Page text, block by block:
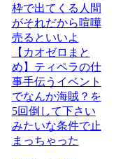
枠で出てくる人間
がそれだから喧嘩
売るといいよ
【カオゼロまと
め】ティペラの仕
事手伝うイベント
でなんか海賊？を
5回倒して下さい
みたいな条件で止
まっちゃった